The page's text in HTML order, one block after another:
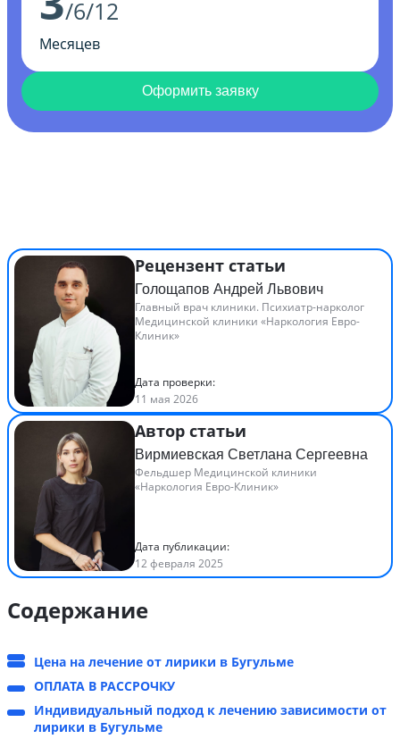
/6/12
Месяцев
Оформить заявку
Рецензент статьи
Голощапов Андрей Львович
Главный врач клиники. Психиатр-нарколог
Медицинской клиники «Наркология Евро-
Клиник»
Дата проверки:
11 мая 2026
Автор статьи
Вирмиевская Светлана Сергеевна
Фельдшер Медицинской клиники
«Наркология Евро-Клиник»
Дата публикации:
12 февраля 2025
Содержание
Цена на лечение от лирики в Бугульме
ОПЛАТА В РАССРОЧКУ
Индивидуальный подход к лечению зависимости от
лирики в Бугульме